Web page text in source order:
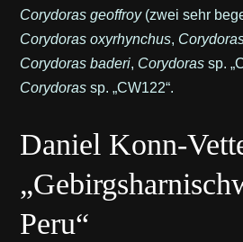
Corydoras geoffroy(zwei sehr
Corydoras oxyrhynchus,
Corydoras baderi, Corydoras sp.
Corydoras sp. „CW122“.
Daniel Konn-
Peru“